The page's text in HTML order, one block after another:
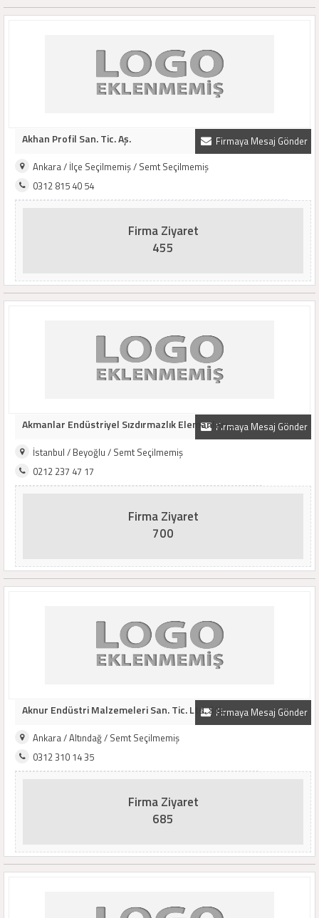
Firmaya Mesaj Gönder
Akhan Profil San. Tic. Aş.
Ankara / İlçe Seçilmemiş / Semt Seçilmemiş
0312 815 40 54
Firma Ziyaret
455
Firmaya Mesaj Gönder
Akmanlar Endüstriyel Sızdırmazlık Elemanları ..
İstanbul / Beyoğlu / Semt Seçilmemiş
0212 237 47 17
Firma Ziyaret
700
Firmaya Mesaj Gönder
Aknur Endüstri Malzemeleri San. Tic. Ltd. Şti..
Ankara / Altındağ / Semt Seçilmemiş
0312 310 14 35
Firma Ziyaret
685